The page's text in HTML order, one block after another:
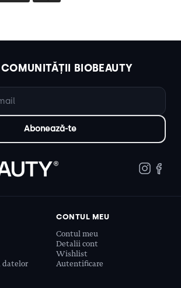
BIOBEAUTY
datelor
CONTUL MEU
Contul meu
Detalii cont
Wishlist
Autentificare